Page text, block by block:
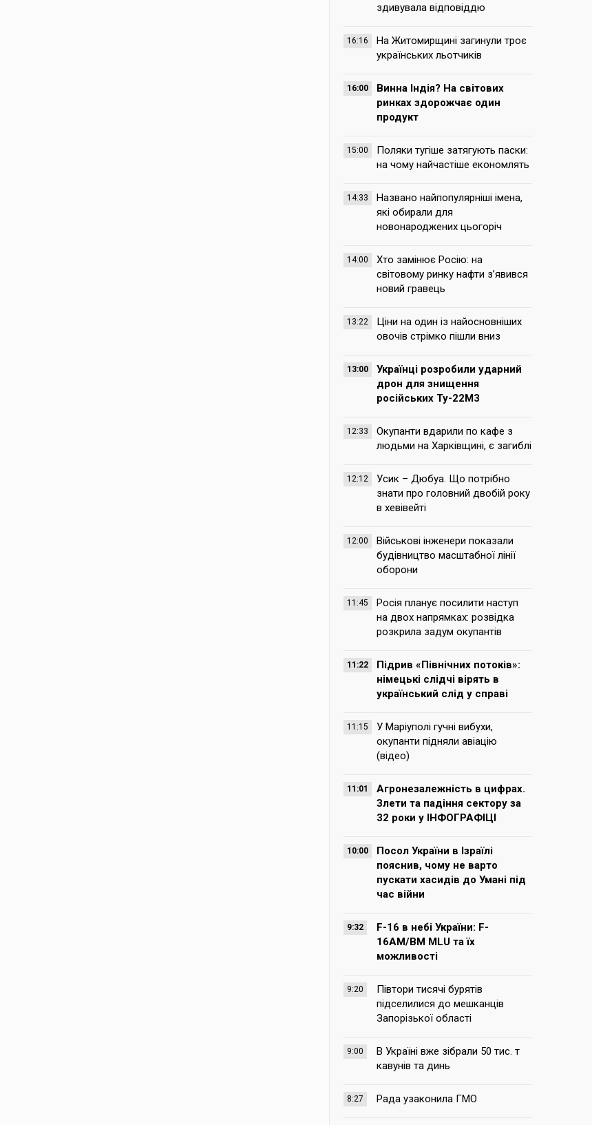
здивувала відповіддю
16:16
На Житомирщині загинули троє
українських льотчиків
16:00
Винна Індія? На світових
ринках здорожчає один
продукт
15:00
Поляки тугіше затягують паски:
на чому найчастіше економлять
14:33
Названо найпопулярніші імена,
які обирали для
новонароджених цьогоріч
14:00
Хто замінює Росію: на
світовому ринку нафти з’явився
новий гравець
13:22
Ціни на один із найосновніших
овочів стрімко пішли вниз
13:00
Українці розробили ударний
дрон для знищення
російських Ту-22М3
12:33
Окупанти вдарили по кафе з
людьми на Харківщині, є загиблі
12:12
Усик – Дюбуа. Що потрібно
знати про головний двобій року
в хевівейті
12:00
Військові інженери показали
будівництво масштабної лінії
оборони
11:45
Росія планує посилити наступ
на двох напрямках: розвідка
розкрила задум окупантів
11:22
Підрив «Північних потоків»:
німецькі слідчі вірять в
український слід у справі
11:15
У Маріуполі гучні вибухи,
окупанти підняли авіацію
(відео)
11:01
Агронезалежність в цифрах.
Злети та падіння сектору за
32 роки у ІНФОГРАФІЦІ
10:00
Посол України в Ізраїлі
пояснив, чому не варто
пускати хасидів до Умані під
час війни
9:32
F-16 в небі України: F-
16AM/BM MLU та їх
можливості
9:20
Півтори тисячі бурятів
підселилися до мешканців
Запорізької області
9:00
В Україні вже зібрали 50 тис. т
кавунів та динь
8:27 Рада узаконила ГМО